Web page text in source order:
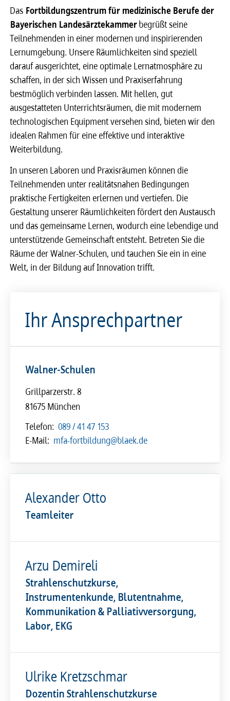
Das Fortbildungszentrum für medizinische Berufe der
Bayerischen Landesärztekammerbegrüßt seine
Teilnehmenden in einer modernen und inspirierenden
Lernumgebung. Unsere Räumlichkeiten sind speziell
darauf ausgerichtet, eine optimale Lernatmosphäre zu
schaffen, in der sich Wissen und Praxiserfahrung
bestmöglich verbinden lassen. Mit hellen, gut
ausgestatteten Unterrichtsräumen, die mit modernem
technologischen Equipment versehen sind, bieten wir den
idealen Rahmen für eine effektive und interaktive
Weiterbildung.
In unseren Laboren und Praxisräumen können die
Teilnehmenden unter realitätsnahen Bedingungen
praktische Fertigkeiten erlernen und vertiefen. Die
Gestaltung unserer Räumlichkeiten fördert den Austausch
und das gemeinsame Lernen, wodurch eine lebendige und
unterstützende Gemeinschaft entsteht. Betreten Sie die
Räume der Walner-Schulen, und tauchen Sie ein in eine
Welt, in der Bildung auf Innovation trifft.
Ihr Ansprechpartner
Walner-Schulen
Grillparzerstr. 8
81675 München
Telefon: 089 / 41 47 153
E-Mail: mfa-fortbildung@blaek.de
Alexander Otto
Teamleiter
Arzu Demireli
Strahlenschutzkurse,
Instrumentenkunde, Blutentnahme,
Kommunikation & Palliativversorgung,
Labor, EKG
Ulrike Kretzschmar
Dozentin Strahlenschutzkurse